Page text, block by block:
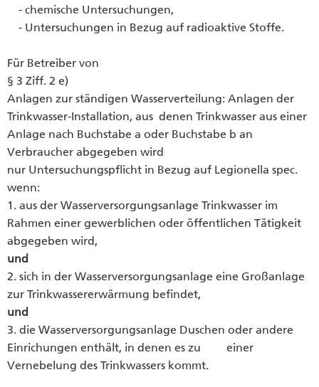
- chemische Untersuchungen,
- Untersuchungen in Bezug auf radioaktive Stoffe.
Für Betreiber von
§ 3 Ziff. 2 e)
Anlagen zur ständigen Wasserverteilung: Anlagen der
Trinkwasser-Installation, aus denen Trinkwasser aus einer
Anlage nach Buchstabe a oder Buchstabe b an
Verbraucher abgegeben wird
nur Untersuchungspflicht in Bezug auf Legionella spec.
wenn:
1. aus der Wasserversorgungsanlage Trinkwasser im
Rahmen einer gewerblichen oder öffentlichen Tätigkeit
abgegeben wird,
und
2. sich in der Wasserversorgungsanlage eine Großanlage
zur Trinkwassererwärmung befindet,
und
3. die Wasserversorgungsanlage Duschen oder andere
Einrichungen enthält, in denen es zu einer
Vernebelung des Trinkwassers kommt.